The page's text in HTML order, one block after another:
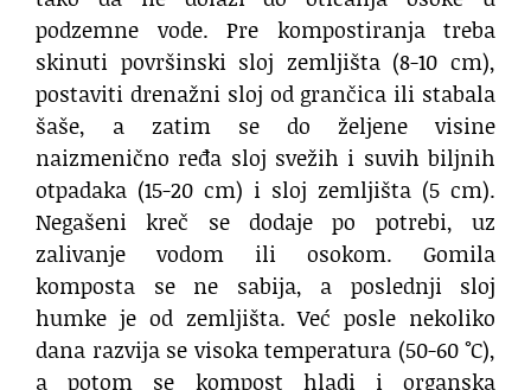
podzemne vode. Pre kompostiranja treba
skinuti površinski sloj zemljišta (8-10 cm),
postaviti drenažni sloj od grančica ili stabala
šaše, a zatim se do željene visine
naizmenično ređa sloj svežih i suvih biljnih
otpadaka (15-20 cm) i sloj zemljišta (5 cm).
Negašeni kreč se dodaje po potrebi, uz
zalivanje vodom ili osokom. Gomila
komposta se ne sabija, a poslednji sloj
humke je od zemljišta. Već posle nekoliko
dana razvija se visoka temperatura (50-60 °C),
a potom se kompost hladi i organska